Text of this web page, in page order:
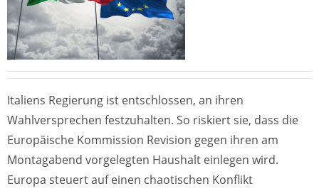
Italiens Regierung ist entschlossen, an ihren
Wahlversprechen festzuhalten. So riskiert sie, dass die
Europäische Kommission Revision gegen ihren am
Montagabend vorgelegten Haushalt einlegen wird.
Europa steuert auf einen chaotischen Konflikt